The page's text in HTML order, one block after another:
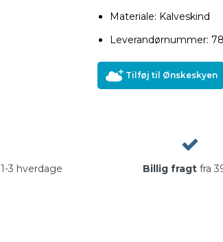
Materiale: Kalveskind
Leverandørnummer:
Tilføj til Ønskeskyen
1-3 hverdage Billig fragt fra